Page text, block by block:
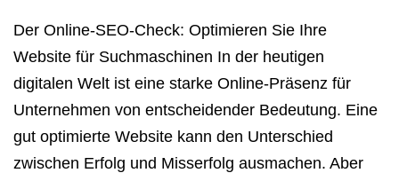
Der Online-SEO-Check: Optimieren Sie Ihre
Website für Suchmaschinen In der heutigen
digitalen Welt ist eine starke Online-Präsenz für
Unternehmen von entscheidender Bedeutung. Eine
gut optimierte Website kann den Unterschied
zwischen Erfolg und Misserfolg ausmachen. Aber